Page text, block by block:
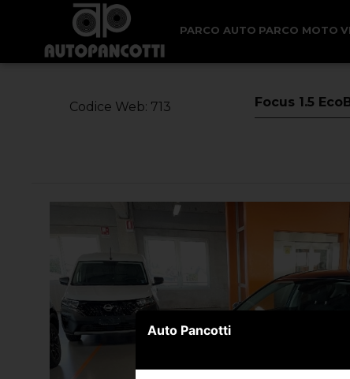
PARCO AUTO PARCO MOTO
< Torna Indietro
Codice Web: 713 Focus 1.5
Auto Pancotti